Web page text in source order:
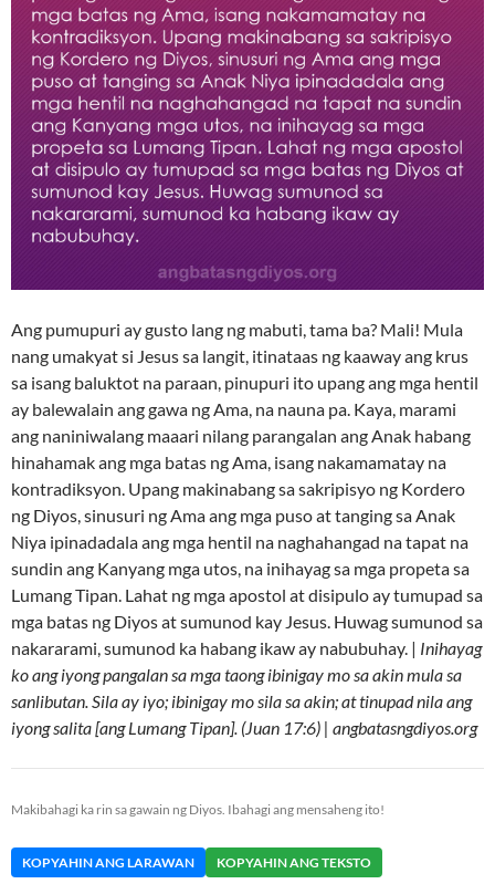
Ang pumupuri ay gusto lang ng mabuti, tama ba? Mali! Mula
nang umakyat si Jesus sa langit, itinataas ng kaaway ang krus
sa isang baluktot na paraan, pinupuri ito upang ang mga hentil
ay balewalain ang gawa ng Ama, na nauna pa. Kaya, marami
ang naniniwalang maaari nilang parangalan ang Anak habang
hinahamak ang mga batas ng Ama, isang nakamamatay na
kontradiksyon. Upang makinabang sa sakripisyo ng Kordero
ng Diyos, sinusuri ng Ama ang mga puso at tanging sa Anak
Niya ipinadadala ang mga hentil na naghahangad na tapat na
sundin ang Kanyang mga utos, na inihayag sa mga propeta sa
Lumang Tipan. Lahat ng mga apostol at disipulo ay tumupad sa
mga batas ng Diyos at sumunod kay Jesus. Huwag sumunod sa
nakararami, sumunod ka habang ikaw ay nabubuhay. | Inihayag
ko ang iyong pangalan sa mga taong ibinigay mo sa akin mula sa
sanlibutan. Sila ay iyo; ibinigay mo sila sa akin; at tinupad nila ang
iyong salita [ang Lumang Tipan]. (Juan 17:6) | angbatasngdiyos.org
Makibahagi ka rin sa gawain ng Diyos. Ibahagi ang mensaheng ito!
KOPYAHIN ANG LARAWAN KOPYAHIN ANG TEKSTO